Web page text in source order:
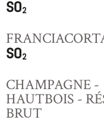
CHAMPAGNE -
HAUTBOIS -
BRUT